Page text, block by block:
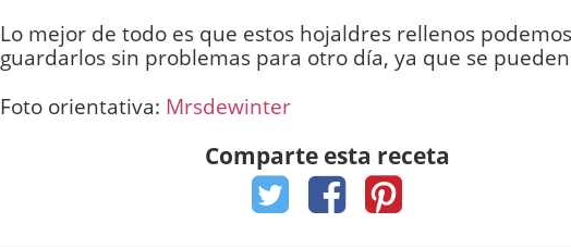
Lo mejor de todo es que estos hojaldres rellenos
guardarlos sin problemas para otro día, ya que se
Foto orientativa: Mrsdewinter
Comparte esta receta